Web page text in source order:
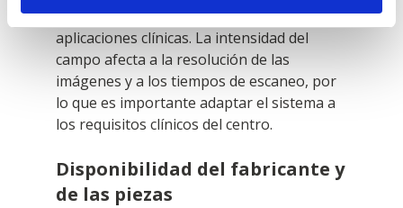
estándar para una amplia gama de
aplicaciones clínicas. La intensidad del
campo afecta a la resolución de las
imágenes y a los tiempos de escaneo, por
lo que es importante adaptar el sistema a
los requisitos clínicos del centro.
Disponibilidad del fabricante y
de las piezas